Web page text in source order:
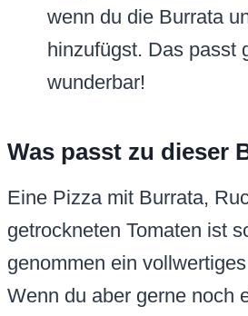
wenn du die Burrata
hinzufügst. Das passt
wunderbar!
Was passt zu dieser
Eine Pizza mit Burrata,
getrockneten Tomaten ist
genommen ein
Wenn du aber gerne noch